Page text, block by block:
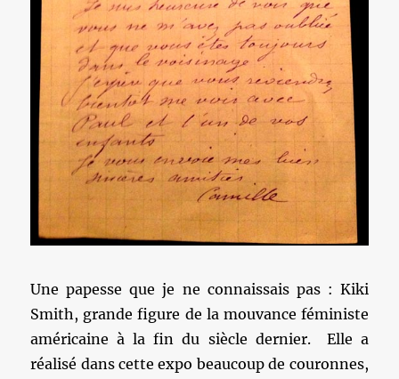
Une papesse que je ne connaissais pas : Kiki
Smith, grande figure de la mouvance féministe
américaine à la fin du siècle dernier. Elle a
réalisé dans cette expo beaucoup de couronnes,